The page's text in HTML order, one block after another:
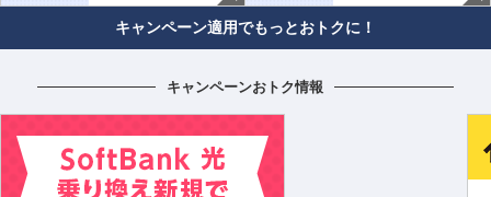
キャンペーン適用でもっとおトクに！
キャンペーンおトク情報